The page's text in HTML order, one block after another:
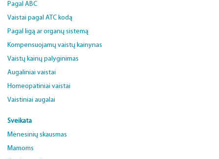
Pagal ABC
Vaistai pagal ATC kodą
Pagal ligą ar organų sistemą
Kompensuojamų vaistų kainynas
Vaistų kainų palyginimas
Augaliniai vaistai
Homeopatiniai vaistai
Vaistiniai augalai
Sveikata
Mėnesinių skausmas
Mamoms